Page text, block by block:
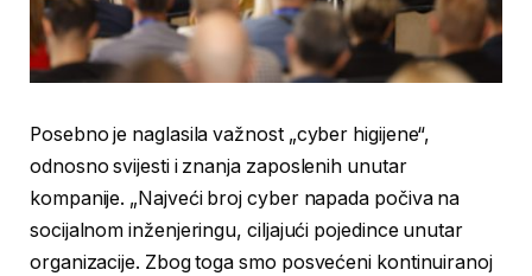
Posebno je naglasila važnost „cyber higijene“,
odnosno svijesti i znanja zaposlenih unutar
kompanije. „Najveći broj cyber napada počiva na
socijalnom inženjeringu, ciljajući pojedince unutar
organizacije. Zbog toga smo posvećeni kontinuiranoj